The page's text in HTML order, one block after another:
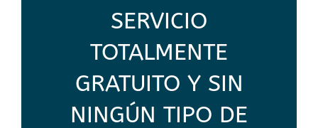
SERVICIO
TOTALMENTE
GRATUITO Y SIN
NINGÚN TIPO DE